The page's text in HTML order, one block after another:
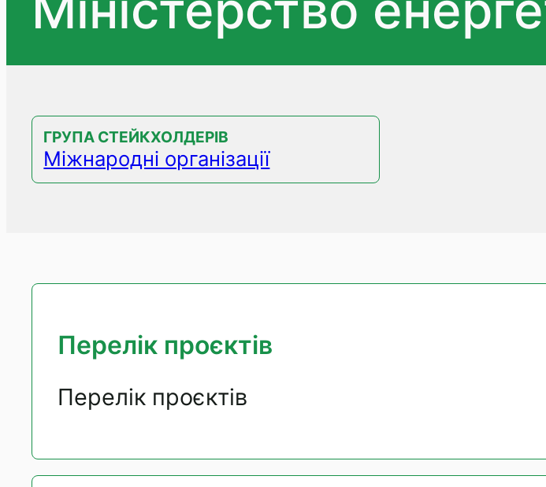
ГРУПА СТЕЙКХОЛДЕРІВ
Міжнародні організації
Перелік проєктів
Перелік проєктів